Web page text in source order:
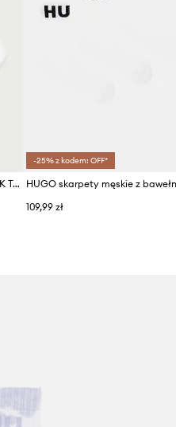
HUGO skarpety męskie 3P QS BACK TAPE CC 3-pack
-25% z kodem: OFF*
109,99 zł